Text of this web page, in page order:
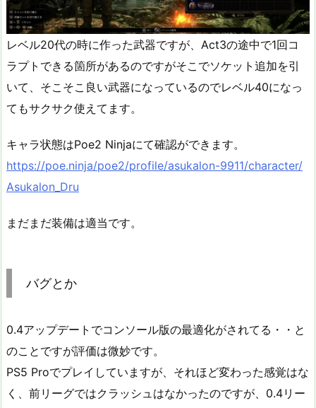
レベル20代の時に作った武器ですが、Act3の途中で1回コ
ラプトできる箇所があるのですがそこでソケット追加を引
いて、そこそこ良い武器になっているのでレベル40になっ
てもサクサク使えてます。
キャラ状態はPoe2 Ninjaにて確認ができます。
https://poe.ninja/poe2/profile/asukalon-9911/character/
Asukalon_Dru
まだまだ装備は適当です。
バグとか
0.4アップデートでコンソール版の最適化がされてる・・と
のことですが評価は微妙です。
PS5 Proでプレイしていますが、それほど変わった感覚はな
く、前リーグではクラッシュはなかったのですが、0.4リー